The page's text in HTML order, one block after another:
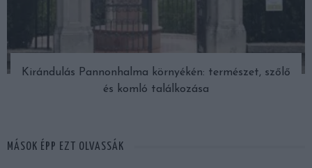
Kirándulás Pannonhalma környékén: természet, szőlő
és komló találkozása
MÁSOK ÉPP EZT OLVASSÁK